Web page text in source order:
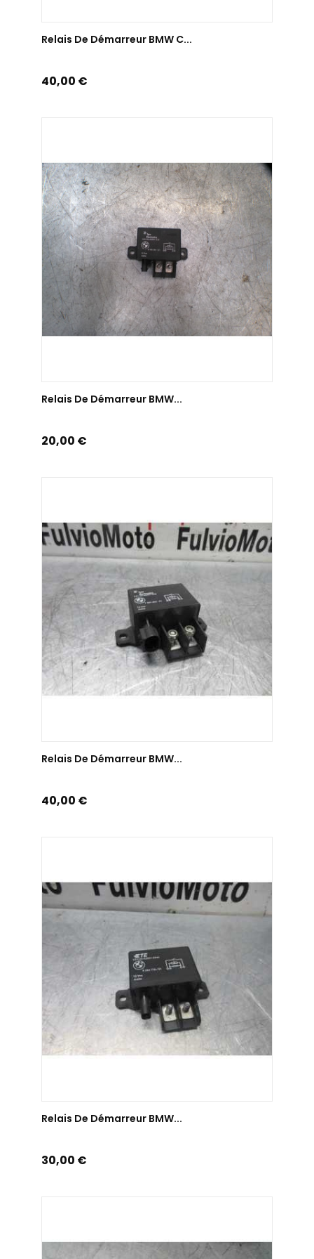
Relais De Démarreur BMW C...
Prix
40,00 €
Relais De Démarreur BMW...
Prix
20,00 €
Relais De Démarreur BMW...
Prix
40,00 €
Relais De Démarreur BMW...
Prix
30,00 €